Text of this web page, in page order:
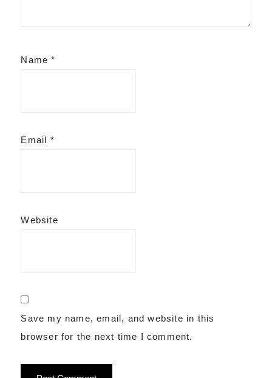
Name*
Email *
Website
Save my name, email, and website in this
browser for the next time I comment.